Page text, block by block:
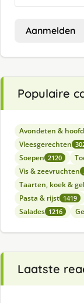
Aanmelden
Populaire
Avondeten &
Vleesgerechten
Soepen 2120
Vis & zeevruchten
Taarten, koek &
Pasta & rijst 1419
Salades 1216
Laatste